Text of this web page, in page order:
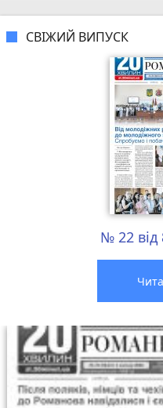
СВІЖИЙ ВИПУСК
№ 22 від